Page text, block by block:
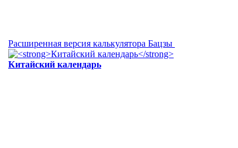
Расширенная версия калькулятора Бацзы
Китайский календарь